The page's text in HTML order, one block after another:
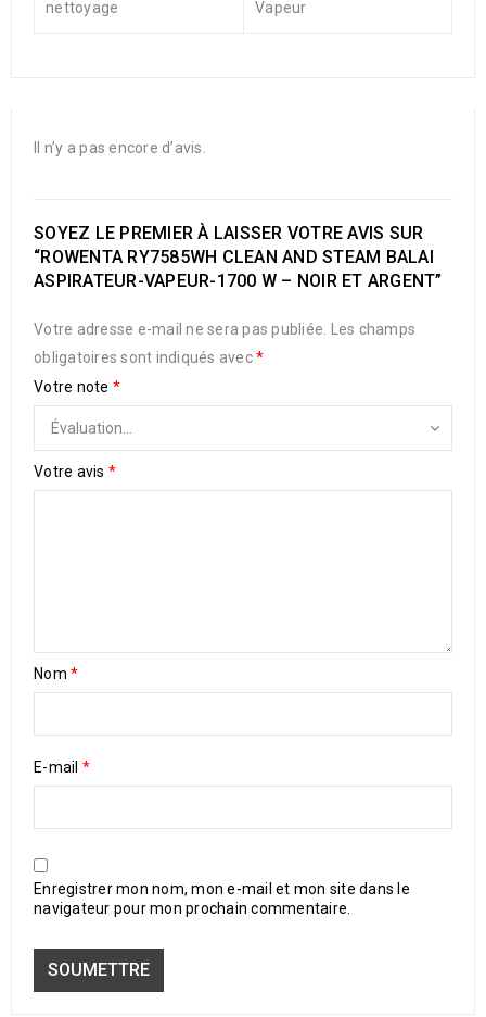
nettoyage Vapeur
Il n’y a pas encore d’avis.
SOYEZ LE PREMIER À LAISSER VOTRE AVIS SUR
“ROWENTA RY7585WH CLEAN AND STEAM BALAI
ASPIRATEUR-VAPEUR-1700 W – NOIR ET ARGENT”
Votre adresse e-mail ne sera pas publiée.
Les champs
obligatoires sont indiqués avec*
Votre note *
Votre avis *
Nom *
E-mail *
Enregistrer mon nom, mon e-mail et mon site dans le
navigateur pour mon prochain commentaire.